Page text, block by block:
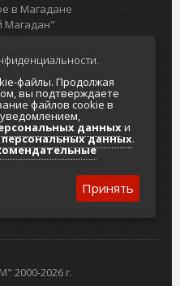
в Магадане
Магадан"
доска объявлений
портал
отношении обработки
данных
обработку персональных
2026 г.
файлы. Продолжая
вы подтверждаете
файлов cookie в
данныхи
данных.
Принять